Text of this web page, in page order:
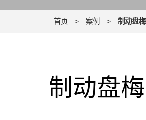
首页 > 案例 > 制动盘
制动盘